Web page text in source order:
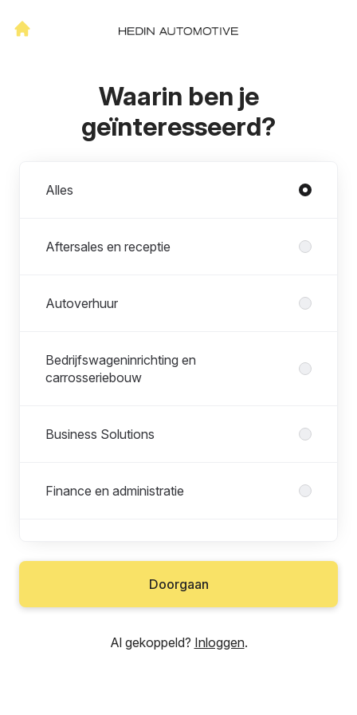
Waarin ben je
geïnteresseerd?
Alles
Aftersales en receptie
Autoverhuur
Bedrijfswageninrichting en
carrosseriebouw
Business Solutions
Finance en administratie
Klantcontact
Doorgaan
Al gekoppeld? Inloggen.